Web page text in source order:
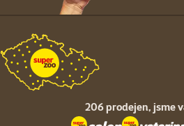
206 prodejen, jsme